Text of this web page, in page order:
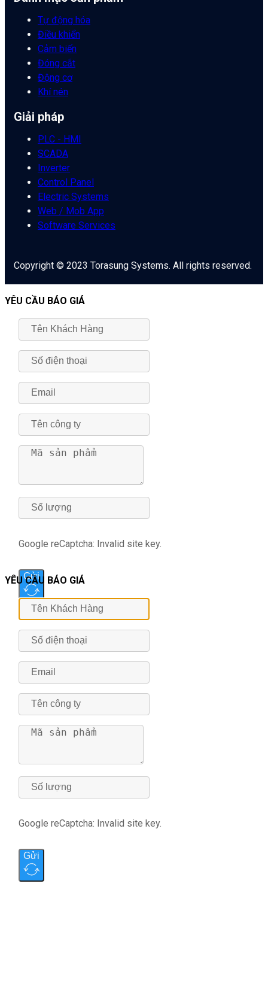
Tự động hóa
Điều khiển
Cảm biến
Đóng cắt
Động cơ
Khí nén
Giải pháp
PLC - HMI
SCADA
Inverter
Control Panel
Electric Systems
Web / Mob App
Software Services
Copyright © 2023 Torasung Systems. All rights reserved.
YÊU CẦU BÁO GIÁ
Google reCaptcha: Invalid site key.
Gửi
YÊU CẦU BÁO GIÁ
Google reCaptcha: Invalid site key.
Gửi